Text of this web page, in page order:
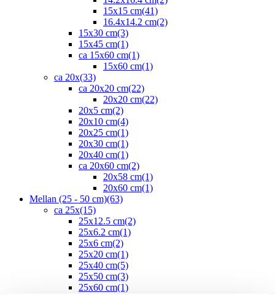
15x15 cm(41)
16.4x14.2 cm(2)
15x30 cm(3)
15x45 cm(1)
ca 15x60 cm(1)
15x60 cm(1)
ca 20x(33)
ca 20x20 cm(22)
20x20 cm(22)
20x5 cm(2)
20x10 cm(4)
20x25 cm(1)
20x30 cm(1)
20x40 cm(1)
ca 20x60 cm(2)
20x58 cm(1)
20x60 cm(1)
Mellan (25 - 50 cm)(63)
ca 25x(15)
25x12.5 cm(2)
25x6.2 cm(1)
25x6 cm(2)
25x20 cm(1)
25x40 cm(5)
25x50 cm(3)
25x60 cm(1)